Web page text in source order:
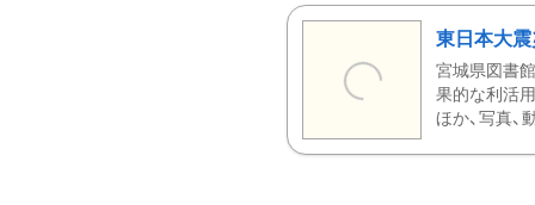
東日本大
宮城県図書
果的な利活
ほか、写真、